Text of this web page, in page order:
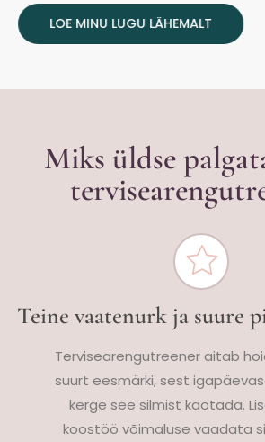
LOE MINU LUGU LÄHEMALT
Miks üldse
Teine vaatenurk ja suure
Tervisearengutreener aitab
suurt eesmärki, sest
kerge see silmist kaotada.
koostöö võimaluse vaadata